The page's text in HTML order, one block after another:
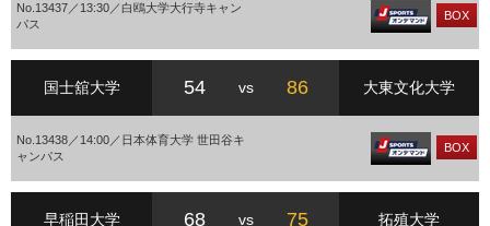
No.13437／13:30／白鴎大学大行寺キャン
パス
BOX
国士舘大学 54 vs 86 大東文化大学
No.13438／14:00／日本体育大学 世田谷キ
ャンパス
BOX
早稲田大学 68 vs 75 拓殖大学